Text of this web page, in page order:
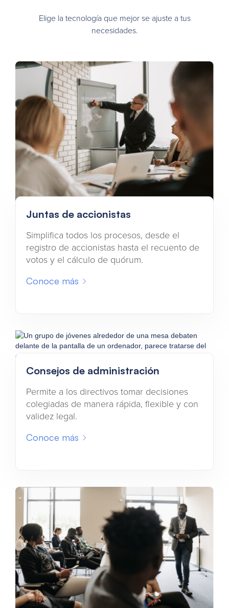
Elige la tecnología que mejor se ajuste a tus
necesidades.
Juntas de accionistas
Simplifica todos los procesos, desde el
registro de accionistas hasta el recuento de
votos y el cálculo de quórum.
Conoce más
Consejos de administración
Permite a los directivos tomar decisiones
colegiadas de manera rápida, flexible y con
validez legal.
Conoce más